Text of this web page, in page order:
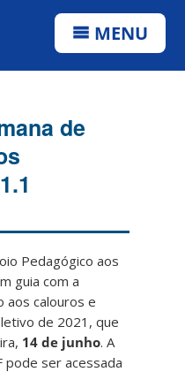
MENU
de
Pedagógico aos
guia com a
aos calouros e
de 2021, que
14 de junho. A
pode ser acessada